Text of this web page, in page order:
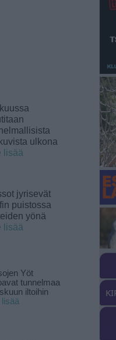
ulkona
lisää
jyrisevät
puistossa
yönä
lisää
Yöt
tunnelmaa
iltoihin
lisää